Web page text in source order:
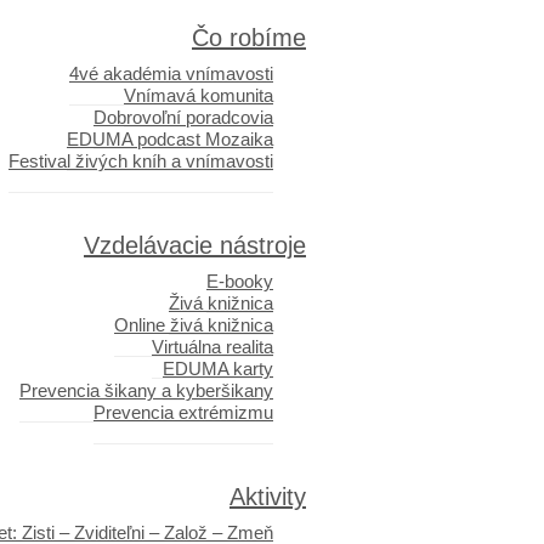
Čo robíme
4vé akadémia vnímavosti
Vnímavá komunita
Dobrovoľní poradcovia
EDUMA podcast Mozaika
Festival živých kníh a vnímavosti
Vzdelávacie nástroje
E-booky
Živá knižnica
Online živá knižnica
Virtuálna realita
EDUMA karty
Prevencia šikany a kyberšikany
Prevencia extrémizmu
Aktivity
Zisti – Zviditeľni – Založ – Zmeň